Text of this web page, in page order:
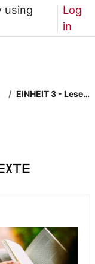
using
Log
in
EINHEIT 3 - Lesen wissenschaftlicher Texte